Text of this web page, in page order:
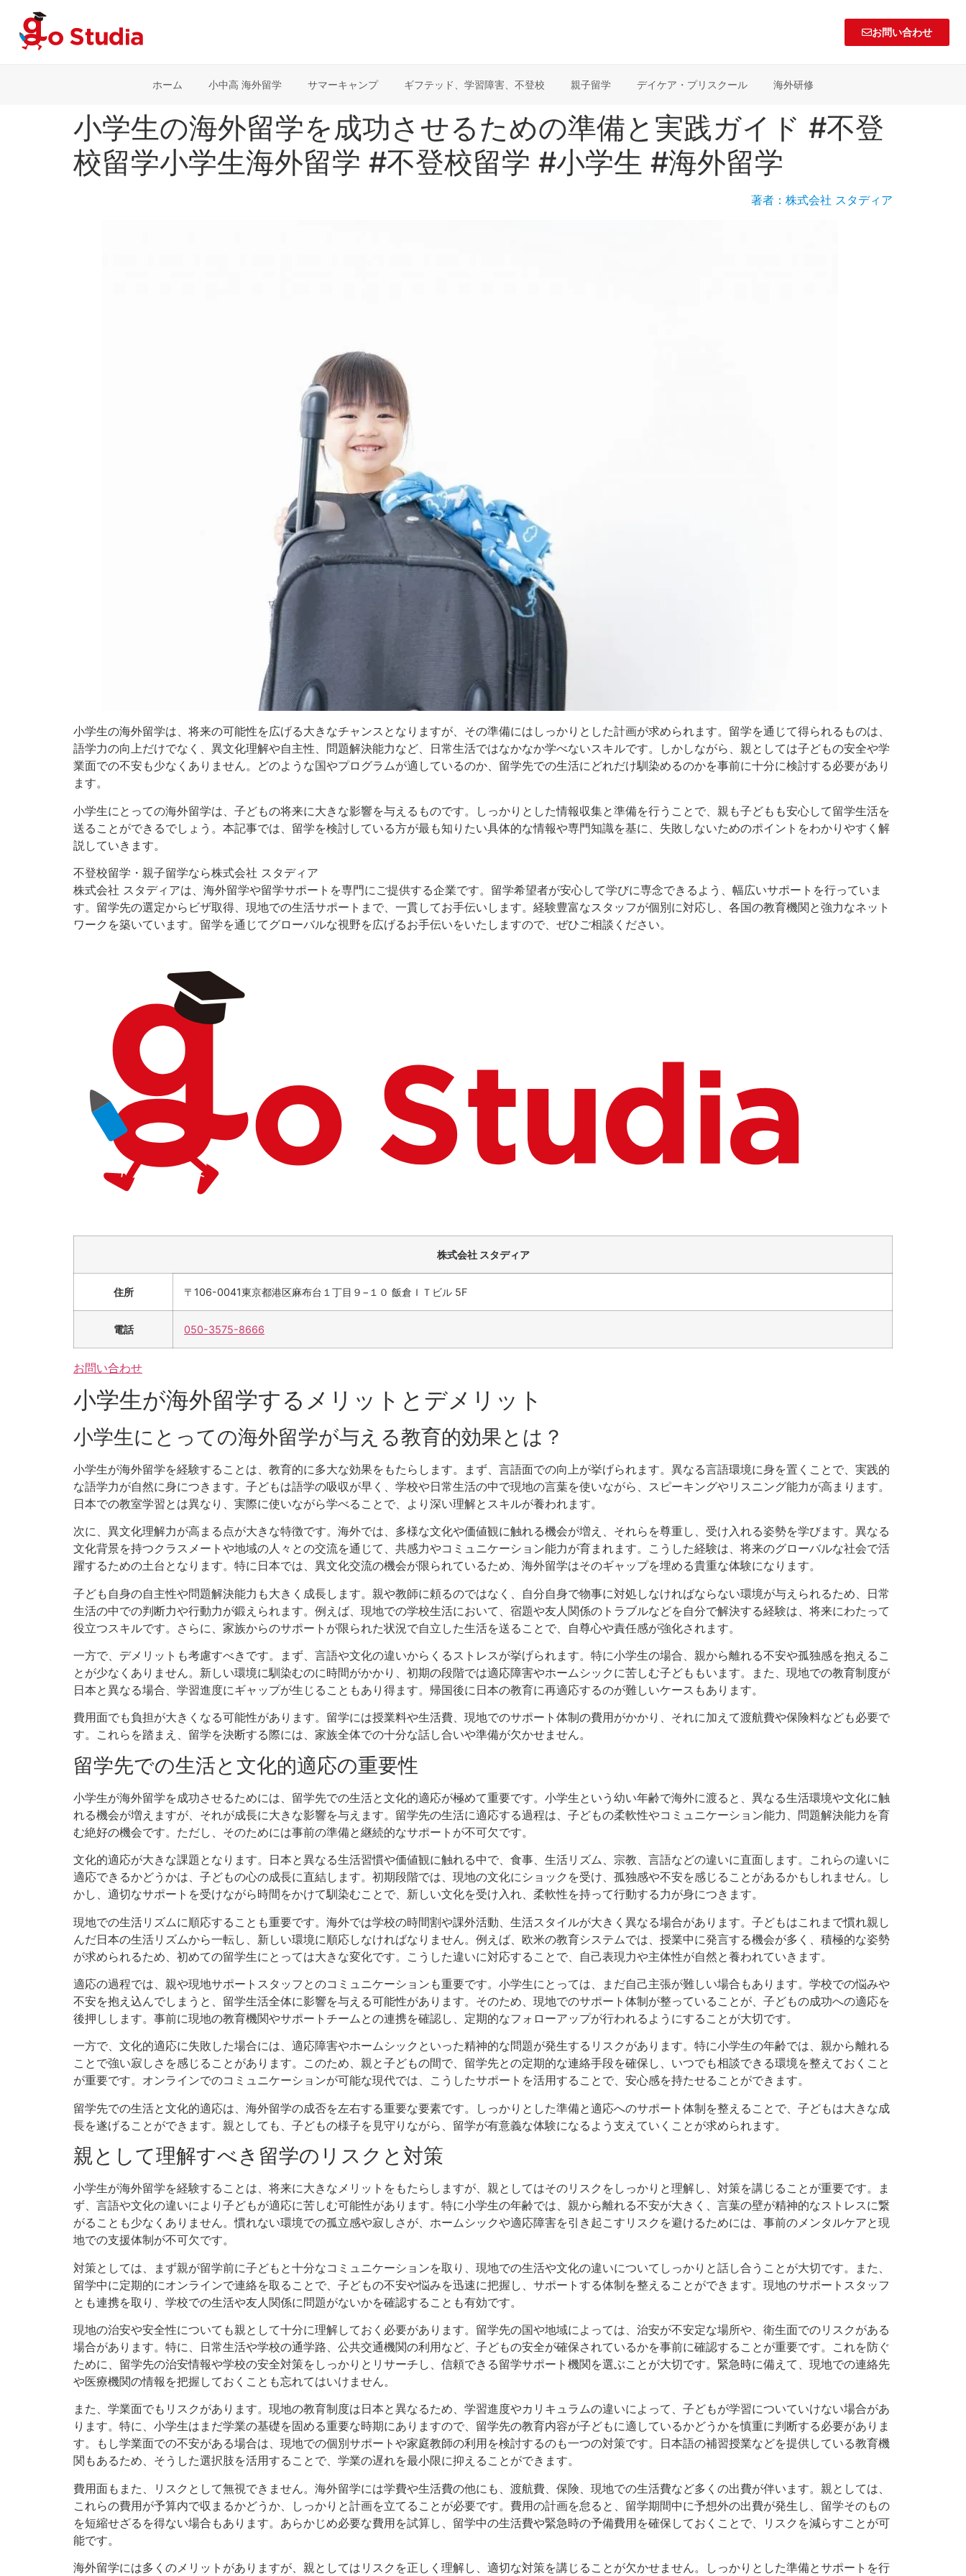
お問い合わせ
ホーム 小中高 海外留学 サマーキャンプ ギフテッド、学習障害、不登校 親子留学 デイケア・プリスクール 海外研修
小学生の海外留学を成功させるための準備と実践ガイド #不登
校留学小学生海外留学 #不登校留学 #小学生 #海外留学
著者：株式会社 スタディア
小学生の海外留学は、将来の可能性を広げる大きなチャンスとなりますが、その準備にはしっかりとした計画が求められます。留学を通じて得られるものは、
語学力の向上だけでなく、異文化理解や自主性、問題解決能力など、日常生活ではなかなか学べないスキルです。しかしながら、親としては子どもの安全や学
業面での不安も少なくありません。どのような国やプログラムが適しているのか、留学先での生活にどれだけ馴染めるのかを事前に十分に検討する必要があり
ます。
小学生にとっての海外留学は、子どもの将来に大きな影響を与えるものです。しっかりとした情報収集と準備を行うことで、親も子どもも安心して留学生活を
送ることができるでしょう。本記事では、留学を検討している方が最も知りたい具体的な情報や専門知識を基に、失敗しないためのポイントをわかりやすく解
説していきます。
不登校留学・親子留学なら株式会社 スタディア
株式会社 スタディアは、海外留学や留学サポートを専門にご提供する企業です。留学希望者が安心して学びに専念できるよう、幅広いサポートを行っていま
す。留学先の選定からビザ取得、現地での生活サポートまで、一貫してお手伝いします。経験豊富なスタッフが個別に対応し、各国の教育機関と強力なネット
ワークを築いています。留学を通じてグローバルな視野を広げるお手伝いをいたしますので、ぜひご相談ください。
株式会社 スタディア
住所 〒106-0041東京都港区麻布台１丁目９−１０ 飯倉ＩＴビル 5F
電話 050-3575-8666
お問い合わせ
小学生が海外留学するメリットとデメリット
小学生にとっての海外留学が与える教育的効果とは？
小学生が海外留学を経験することは、教育的に多大な効果をもたらします。まず、言語面での向上が挙げられます。異なる言語環境に身を置くことで、実践的
な語学力が自然に身につきます。子どもは語学の吸収が早く、学校や日常生活の中で現地の言葉を使いながら、スピーキングやリスニング能力が高まります。
日本での教室学習とは異なり、実際に使いながら学べることで、より深い理解とスキルが養われます。
次に、異文化理解力が高まる点が大きな特徴です。海外では、多様な文化や価値観に触れる機会が増え、それらを尊重し、受け入れる姿勢を学びます。異なる
文化背景を持つクラスメートや地域の人々との交流を通じて、共感力やコミュニケーション能力が育まれます。こうした経験は、将来のグローバルな社会で活
躍するための土台となります。特に日本では、異文化交流の機会が限られているため、海外留学はそのギャップを埋める貴重な体験になります。
子ども自身の自主性や問題解決能力も大きく成長します。親や教師に頼るのではなく、自分自身で物事に対処しなければならない環境が与えられるため、日常
生活の中での判断力や行動力が鍛えられます。例えば、現地での学校生活において、宿題や友人関係のトラブルなどを自分で解決する経験は、将来にわたって
役立つスキルです。さらに、家族からのサポートが限られた状況で自立した生活を送ることで、自尊心や責任感が強化されます。
一方で、デメリットも考慮すべきです。まず、言語や文化の違いからくるストレスが挙げられます。特に小学生の場合、親から離れる不安や孤独感を抱えるこ
とが少なくありません。新しい環境に馴染むのに時間がかかり、初期の段階では適応障害やホームシックに苦しむ子どももいます。また、現地での教育制度が
日本と異なる場合、学習進度にギャップが生じることもあり得ます。帰国後に日本の教育に再適応するのが難しいケースもあります。
費用面でも負担が大きくなる可能性があります。留学には授業料や生活費、現地でのサポート体制の費用がかかり、それに加えて渡航費や保険料なども必要で
す。これらを踏まえ、留学を決断する際には、家族全体での十分な話し合いや準備が欠かせません。
留学先での生活と文化的適応の重要性
小学生が海外留学を成功させるためには、留学先での生活と文化的適応が極めて重要です。小学生という幼い年齢で海外に渡ると、異なる生活環境や文化に触
れる機会が増えますが、それが成長に大きな影響を与えます。留学先の生活に適応する過程は、子どもの柔軟性やコミュニケーション能力、問題解決能力を育
む絶好の機会です。ただし、そのためには事前の準備と継続的なサポートが不可欠です。
文化的適応が大きな課題となります。日本と異なる生活習慣や価値観に触れる中で、食事、生活リズム、宗教、言語などの違いに直面します。これらの違いに
適応できるかどうかは、子どもの心の成長に直結します。初期段階では、現地の文化にショックを受け、孤独感や不安を感じることがあるかもしれません。し
かし、適切なサポートを受けながら時間をかけて馴染むことで、新しい文化を受け入れ、柔軟性を持って行動する力が身につきます。
現地での生活リズムに順応することも重要です。海外では学校の時間割や課外活動、生活スタイルが大きく異なる場合があります。子どもはこれまで慣れ親し
んだ日本の生活リズムから一転し、新しい環境に順応しなければなりません。例えば、欧米の教育システムでは、授業中に発言する機会が多く、積極的な姿勢
が求められるため、初めての留学生にとっては大きな変化です。こうした違いに対応することで、自己表現力や主体性が自然と養われていきます。
適応の過程では、親や現地サポートスタッフとのコミュニケーションも重要です。小学生にとっては、まだ自己主張が難しい場合もあります。学校での悩みや
不安を抱え込んでしまうと、留学生活全体に影響を与える可能性があります。そのため、現地でのサポート体制が整っていることが、子どもの成功への適応を
後押しします。事前に現地の教育機関やサポートチームとの連携を確認し、定期的なフォローアップが行われるようにすることが大切です。
一方で、文化的適応に失敗した場合には、適応障害やホームシックといった精神的な問題が発生するリスクがあります。特に小学生の年齢では、親から離れる
ことで強い寂しさを感じることがあります。このため、親と子どもの間で、留学先との定期的な連絡手段を確保し、いつでも相談できる環境を整えておくこと
が重要です。オンラインでのコミュニケーションが可能な現代では、こうしたサポートを活用することで、安心感を持たせることができます。
留学先での生活と文化的適応は、海外留学の成否を左右する重要な要素です。しっかりとした準備と適応へのサポート体制を整えることで、子どもは大きな成
長を遂げることができます。親としても、子どもの様子を見守りながら、留学が有意義な体験になるよう支えていくことが求められます。
親として理解すべき留学のリスクと対策
小学生が海外留学を経験することは、将来に大きなメリットをもたらしますが、親としてはそのリスクをしっかりと理解し、対策を講じることが重要です。ま
ず、言語や文化の違いにより子どもが適応に苦しむ可能性があります。特に小学生の年齢では、親から離れる不安が大きく、言葉の壁が精神的なストレスに繋
がることも少なくありません。慣れない環境での孤立感や寂しさが、ホームシックや適応障害を引き起こすリスクを避けるためには、事前のメンタルケアと現
地での支援体制が不可欠です。
対策としては、まず親が留学前に子どもと十分なコミュニケーションを取り、現地での生活や文化の違いについてしっかりと話し合うことが大切です。また、
留学中に定期的にオンラインで連絡を取ることで、子どもの不安や悩みを迅速に把握し、サポートする体制を整えることができます。現地のサポートスタッフ
とも連携を取り、学校での生活や友人関係に問題がないかを確認することも有効です。
現地の治安や安全性についても親として十分に理解しておく必要があります。留学先の国や地域によっては、治安が不安定な場所や、衛生面でのリスクがある
場合があります。特に、日常生活や学校の通学路、公共交通機関の利用など、子どもの安全が確保されているかを事前に確認することが重要です。これを防ぐ
ために、留学先の治安情報や学校の安全対策をしっかりとリサーチし、信頼できる留学サポート機関を選ぶことが大切です。緊急時に備えて、現地での連絡先
や医療機関の情報を把握しておくことも忘れてはいけません。
また、学業面でもリスクがあります。現地の教育制度は日本と異なるため、学習進度やカリキュラムの違いによって、子どもが学習についていけない場合があ
ります。特に、小学生はまだ学業の基礎を固める重要な時期にありますので、留学先の教育内容が子どもに適しているかどうかを慎重に判断する必要がありま
す。もし学業面での不安がある場合は、現地での個別サポートや家庭教師の利用を検討するのも一つの対策です。日本語の補習授業などを提供している教育機
関もあるため、そうした選択肢を活用することで、学業の遅れを最小限に抑えることができます。
費用面もまた、リスクとして無視できません。海外留学には学費や生活費の他にも、渡航費、保険、現地での生活費など多くの出費が伴います。親としては、
これらの費用が予算内で収まるかどうか、しっかりと計画を立てることが必要です。費用の計画を怠ると、留学期間中に予想外の出費が発生し、留学そのもの
を短縮せざるを得ない場合もあります。あらかじめ必要な費用を試算し、留学中の生活費や緊急時の予備費用を確保しておくことで、リスクを減らすことが可
能です。
海外留学には多くのメリットがありますが、親としてはリスクを正しく理解し、適切な対策を講じることが欠かせません。しっかりとした準備とサポートを行